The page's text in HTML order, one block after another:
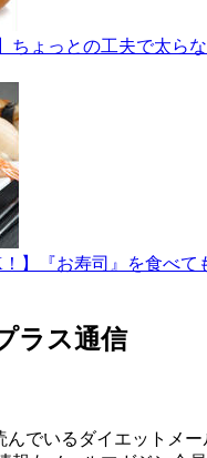
ちょっとの工夫で太ら
！】『お寿司』を食べて
ラス通信
んでいるダイエットメ